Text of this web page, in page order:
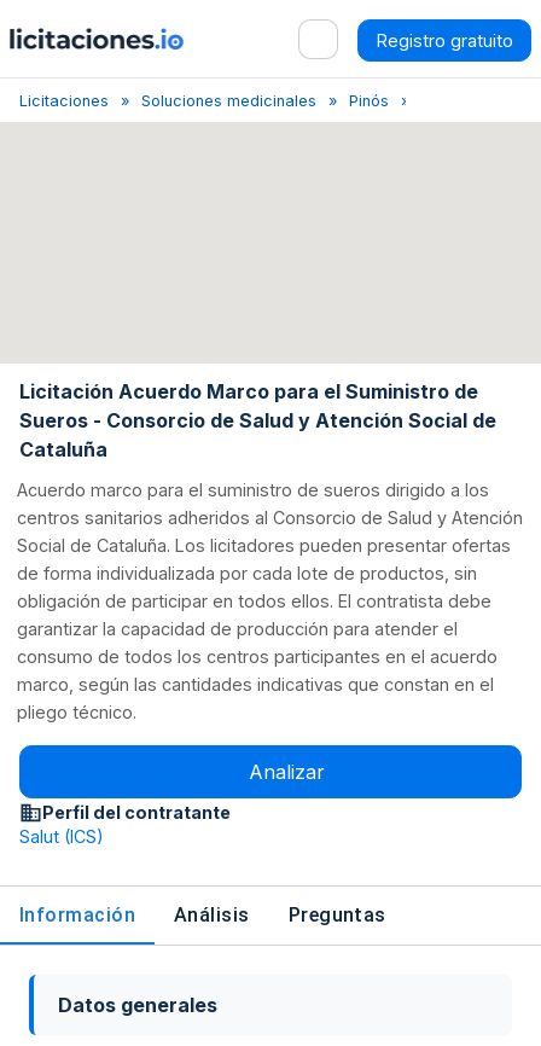
Registro gratuito
Licitaciones Soluciones medicinales Pinós
Licitación Acuerdo Marco para el Suministro de
Sueros - Consorcio de Salud y Atención Social de
Cataluña
Acuerdo marco para el suministro de sueros dirigido a los
centros sanitarios adheridos al Consorcio de Salud y Atención
Social de Cataluña. Los licitadores pueden presentar ofertas
de forma individualizada por cada lote de productos, sin
obligación de participar en todos ellos. El contratista debe
garantizar la capacidad de producción para atender el
consumo de todos los centros participantes en el acuerdo
marco, según las cantidades indicativas que constan en el
pliego técnico.
Analizar
Perfil del contratante
Salut (ICS)
Información Análisis Preguntas
Datos generales